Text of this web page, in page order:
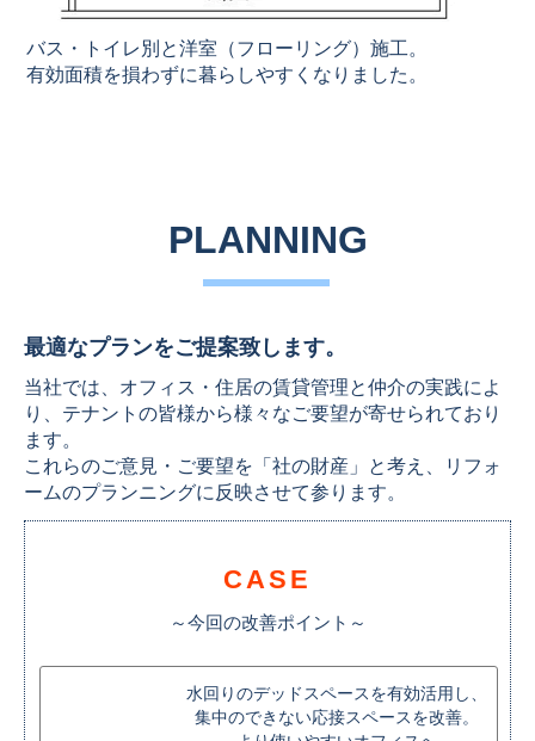
バス・トイレ別と洋室（フローリング）施工。
有効面積を損わずに暮らしやすくなりました。
PLANNING
最適なプランをご提案致します。
当社では、オフィス・住居の賃貸管理と仲介の実践によ
り、テナントの皆様から様々なご要望が寄せられており
ます。
これらのご意見・ご要望を「社の財産」と考え、リフォ
ームのプランニングに反映させて参ります。
CASE
～今回の改善ポイント～
水回りのデッドスペースを有効活用し、
集中のできない応接スペースを改善。